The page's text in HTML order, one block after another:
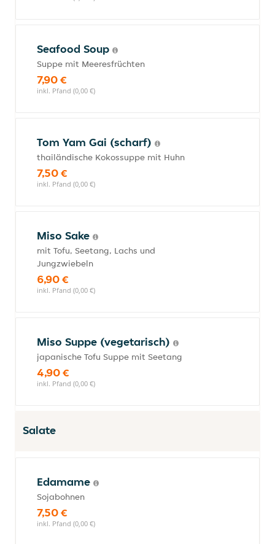
Seafood Soup
Suppe mit Meeresfrüchten
7,90 €
inkl. Pfand (0,00 €)
Tom Yam Gai (scharf)
thailändische Kokossuppe mit Huhn
7,50 €
inkl. Pfand (0,00 €)
Miso Sake
mit Tofu, Seetang, Lachs und
Jungzwiebeln
6,90 €
inkl. Pfand (0,00 €)
Miso Suppe (vegetarisch)
japanische Tofu Suppe mit Seetang
4,90 €
inkl. Pfand (0,00 €)
Salate
Edamame
Sojabohnen
7,50 €
inkl. Pfand (0,00 €)